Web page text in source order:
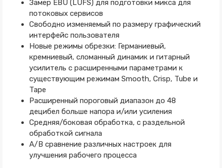
Замер EBU (LUFS) для подготовки микса для
потоковых сервисов
Свободно изменяемый по размеру графический
интерфейс пользователя
Новые режимы обрезки: Германиевый,
кремниевый, сломанный динамик и гитарный
усилитель с расширенными параметрами к
существующим режимам Smooth, Crisp, Tube и
Tape
Расширенный пороговый диапазон до 48
децибел больше напора и/или усиления
Средняя/боковая обработка, с раздельной
обработкой сигнала
A/B сравнение различных настроек для
улучшения рабочего процесса